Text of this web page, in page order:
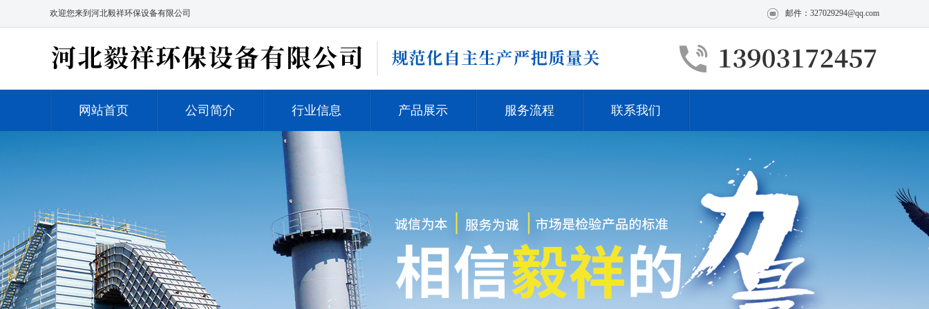
欢迎您来到河北毅祥环保设备有限公司 邮件：327029294@qq.com
网站首页 公司简介 行业信息 产品展示 服务流程 联系我们